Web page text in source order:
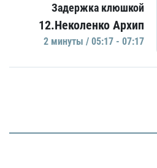
Задержка клюшкой
12.Неколенко Архип
2 минуты / 05:17 - 07:17